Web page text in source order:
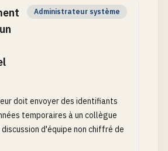
Administrateur système
doit envoyer des identifiants
temporaires à un collègue
d'équipe non chiffré de